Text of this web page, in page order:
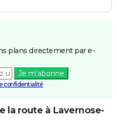
plans directement par e-
Je m'abonne
confidentialité
la route à Lavernose-